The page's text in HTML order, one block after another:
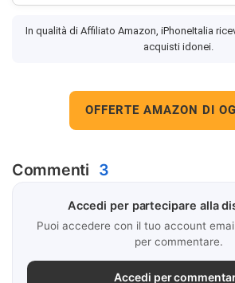
In qualità di Affiliato Amazon, iPhoneItalia
acquisti idonei.
OFFERTE AMAZON DI
Commenti 3
Accedi per partecipare alla
Puoi accedere con il tuo account
per commentare.
Accedi per